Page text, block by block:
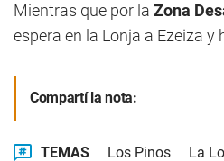
Mientras que por la Zona
espera en la Lonja a Ezeiza y
Compartí la nota:
TEMAS Los Pinos La